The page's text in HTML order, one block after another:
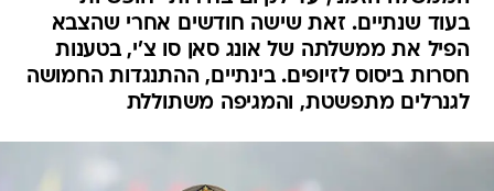
בעוד שנתיים. זאת שישה חודשים אחרי שהצבא
הפיל את ממשלתה של אונג סאן סו צ'י, בטענות
חסרות ביסוס לזיופים. בינתיים, ההתנגדות החמושה
לגנרלים מתפשטת, והמגיפה משתוללת